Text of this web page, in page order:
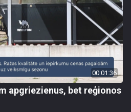
00:01:36
apgriezienus, bet reģionos